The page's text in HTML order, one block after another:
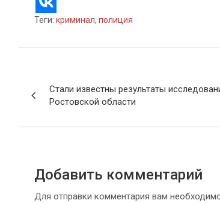
Теги: криминал, полиция
по
записям
Стали известны результаты
Ростовской области
Добавить комментарий
Для отправки комментария вам